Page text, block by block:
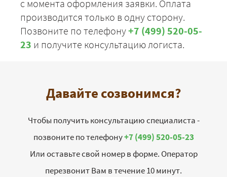
с момента оформления заявки. Оплата
производится только в одну сторону.
Позвоните по телефону+7 (499) 520-05-
23 и получите консультацию логиста.
Давайте созвонимся?
Чтобы получить консультацию специалиста -
позвоните по телефону+7 (499) 520-05-23
Или оставьте свой номер в форме. Оператор
перезвонит Вам в течение 10 минут.